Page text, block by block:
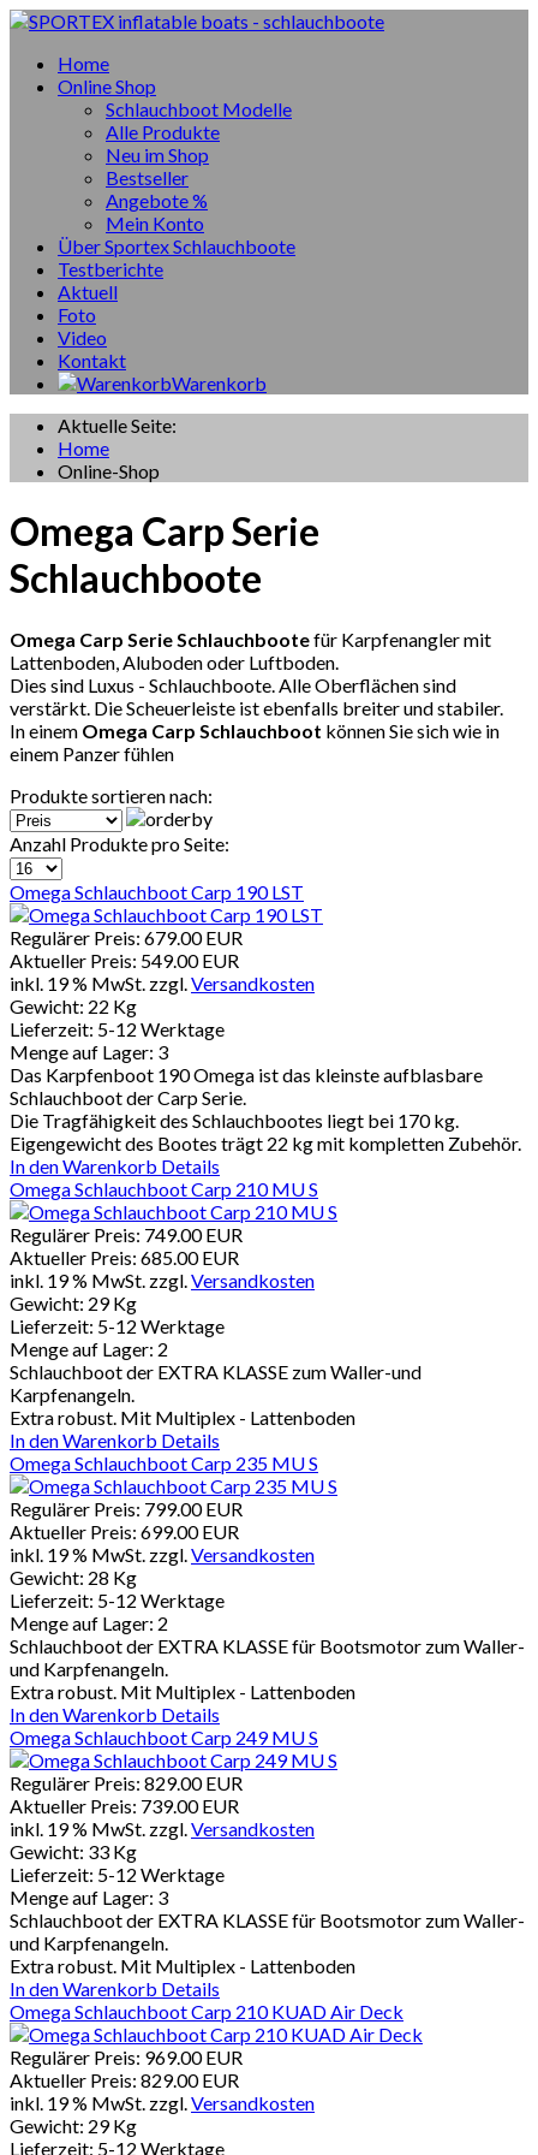
Home
Online Shop
Schlauchboot Modelle
Alle Produkte
Neu im Shop
Bestseller
Angebote %
Mein Konto
Über Sportex Schlauchboote
Testberichte
Aktuell
Foto
Video
Kontakt
Warenkorb
Aktuelle Seite:
Home
Online-Shop
Omega Carp Serie
Schlauchboote
Omega Carp Serie Schlauchbootefür Karpfenangler mit
Lattenboden, Aluboden oder Luftboden.
Dies sind Luxus - Schlauchboote. Alle Oberflächen sind
verstärkt. Die Scheuerleiste ist ebenfalls breiter und stabiler.
In einem Omega Carp Schlauchboot können Sie sich wie in
einem Panzer fühlen
Produkte sortieren nach:
Anzahl Produkte pro Seite:
Omega Schlauchboot Carp 190 LST
Regulärer Preis: 679.00 EUR
Aktueller Preis: 549.00 EUR
inkl. 19 % MwSt. zzgl.Versandkosten
Gewicht: 22 Kg
Lieferzeit: 5-12 Werktage
Menge auf Lager: 3
Das Karpfenboot 190 Omega ist das kleinste aufblasbare
Schlauchboot der Carp Serie.
Die Tragfähigkeit des Schlauchbootes liegt bei 170 kg.
Eigengewicht des Bootes trägt 22 kg mit kompletten Zubehör.
In den Warenkorb Details
Omega Schlauchboot Carp 210 MU S
Regulärer Preis: 749.00 EUR
Aktueller Preis: 685.00 EUR
inkl. 19 % MwSt. zzgl.Versandkosten
Gewicht: 29 Kg
Lieferzeit: 5-12 Werktage
Menge auf Lager: 2
Schlauchboot der EXTRA KLASSE zum Waller-und
Karpfenangeln.
Extra robust. Mit Multiplex - Lattenboden
In den Warenkorb Details
Omega Schlauchboot Carp 235 MU S
Regulärer Preis: 799.00 EUR
Aktueller Preis: 699.00 EUR
inkl. 19 % MwSt. zzgl.Versandkosten
Gewicht: 28 Kg
Lieferzeit: 5-12 Werktage
Menge auf Lager: 2
Schlauchboot der EXTRA KLASSE für Bootsmotor zum Waller-
und Karpfenangeln.
Extra robust. Mit Multiplex - Lattenboden
In den Warenkorb Details
Omega Schlauchboot Carp 249 MU S
Regulärer Preis: 829.00 EUR
Aktueller Preis: 739.00 EUR
inkl. 19 % MwSt. zzgl.Versandkosten
Gewicht: 33 Kg
Lieferzeit: 5-12 Werktage
Menge auf Lager: 3
Schlauchboot der EXTRA KLASSE für Bootsmotor zum Waller-
und Karpfenangeln.
Extra robust. Mit Multiplex - Lattenboden
In den Warenkorb Details
Omega Schlauchboot Carp 210 KUAD Air Deck
Regulärer Preis: 969.00 EUR
Aktueller Preis: 829.00 EUR
inkl. 19 % MwSt. zzgl.Versandkosten
Gewicht: 29 Kg
Lieferzeit: 5-12 Werktage